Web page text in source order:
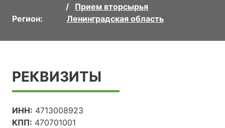
Прием вторсырья
Регион:
Ленинградская область
РЕКВИЗИТЫ
ИНН: 4713008923
КПП: 470701001